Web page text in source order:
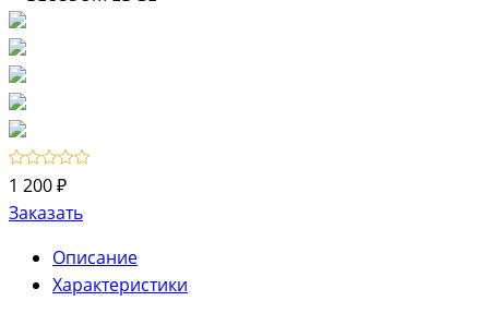
1 200 ₽
Заказать
Описание
Характеристики